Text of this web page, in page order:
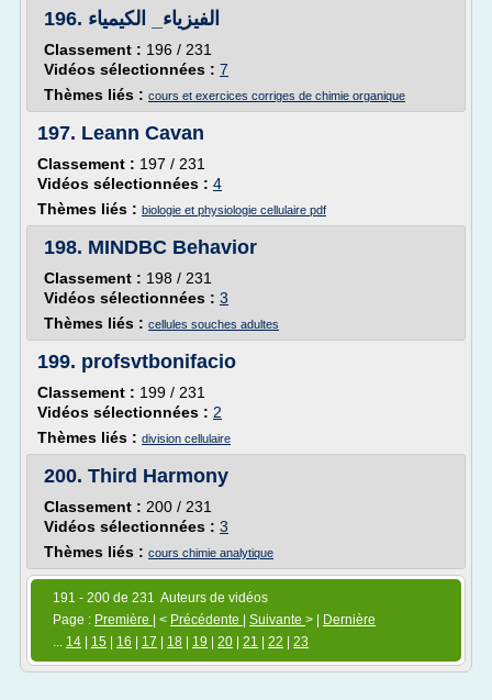
196. الفيزياء_ الكيمياء
Classement : 196 / 231
Vidéos sélectionnées : 7
Thèmes liés : cours et exercices corriges de chimie organique
197. Leann Cavan
Classement : 197 / 231
Vidéos sélectionnées : 4
Thèmes liés : biologie et physiologie cellulaire pdf
198. MINDBC Behavior
Classement : 198 / 231
Vidéos sélectionnées : 3
Thèmes liés : cellules souches adultes
199. profsvtbonifacio
Classement : 199 / 231
Vidéos sélectionnées : 2
Thèmes liés : division cellulaire
200. Third Harmony
Classement : 200 / 231
Vidéos sélectionnées : 3
Thèmes liés : cours chimie analytique
191 - 200 de 231 Auteurs de vidéos
Page : Première | < Précédente Suivante > |
Dernière
... 14 15 16 17 18 19 20 21 22 23